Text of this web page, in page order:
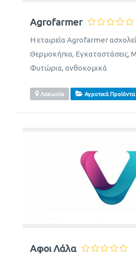
Agrofarmer
Η εταιρεία Agrofarmer
Θερμοκήπια, Εγκαταστάσεις,
Φυτώρια, ανθοκομικά
Λακωνία Αγροτικά Προϊόντα
Αφοι Λάλα